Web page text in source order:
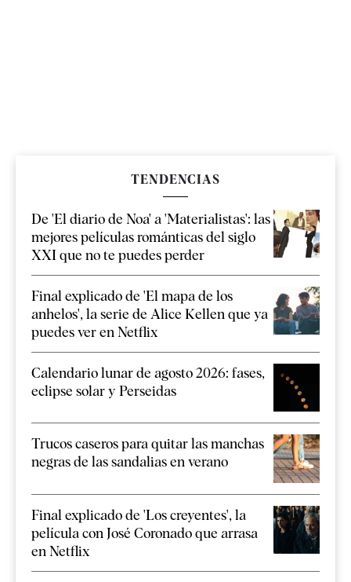
TENDENCIAS
De 'El diario de Noa' a 'Materialistas': las
mejores películas románticas del siglo
XXI que no te puedes perder
Final explicado de 'El mapa de los
anhelos', la serie de Alice Kellen que ya
puedes ver en Netflix
Calendario lunar de agosto 2026: fases,
eclipse solar y Perseidas
Trucos caseros para quitar las manchas
negras de las sandalias en verano
Final explicado de 'Los creyentes', la
película con José Coronado que arrasa
en Netflix